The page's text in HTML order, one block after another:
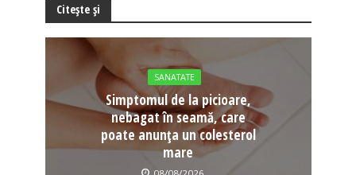
Citește și
SANATATE
Simptomul de la picioare,
nebagat în seamă, care
poate anunța un colesterol
mare